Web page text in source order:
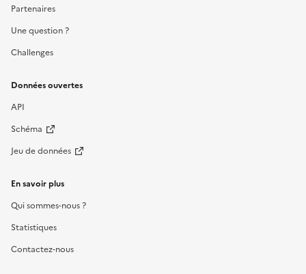
Partenaires
Une question ?
Challenges
Données ouvertes
API
Schéma
Jeu de données
En savoir plus
Qui sommes-nous ?
Statistiques
Contactez-nous